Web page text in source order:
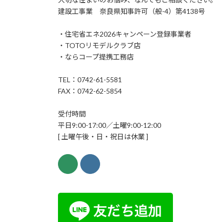
建設工事業 奈良県知事許可（般-4）第4138号
・住宅省エネ2026キャンペーン登録事業者
・TOTOリモデルクラブ店
・ならコープ提携工務店
TEL：0742-61-5581
FAX：0742-62-5854
受付時間
平日9:00-17:00／土曜9:00-12:00
[ 土曜午後・日・祝日は休業 ]